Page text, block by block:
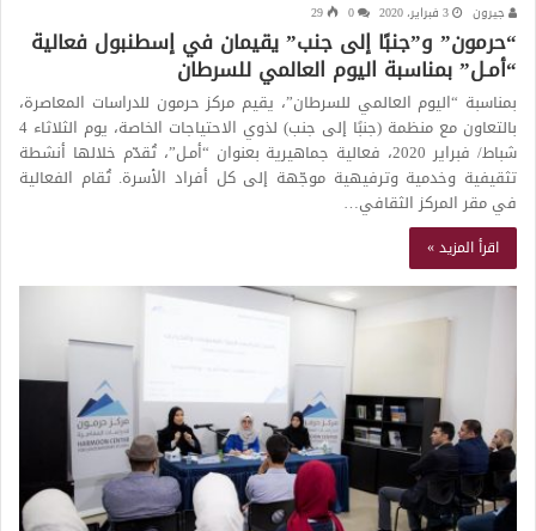
جيرون 3 فبراير، 2020 29
“حرمون” و”جنبًا إلى جنب” يقيمان في إسطنبول فعالية
“أمـل” بمناسبة اليوم العالمي للسرطان
بمناسبة “اليوم العالمي للسرطان”، يقيم مركز حرمون للدراسات المعاصرة،
بالتعاون مع منظمة (جنبًا إلى جنب) لذوي الاحتياجات الخاصة، يوم الثلاثاء 4
شباط/ فبراير 2020، فعالية جماهيرية بعنوان “أمـل”، تُقدّم خلالها أنشطة
تثقيفية وخدمية وترفيهية موجّهة إلى كل أفراد الأسرة. تُقام الفعالية
في مقر المركز الثقافي…
اقرأ المزيد »